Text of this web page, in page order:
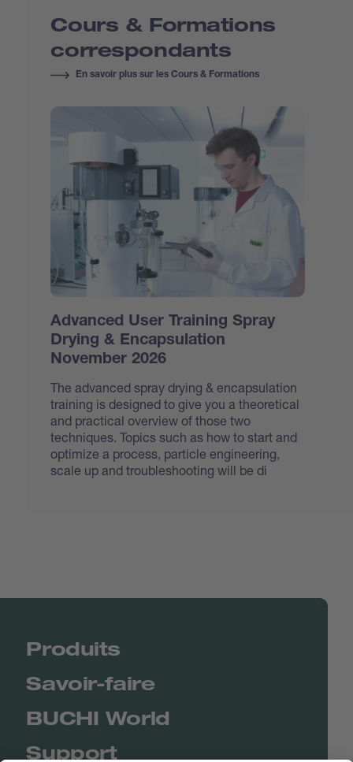
Cours & Formations
correspondants
En savoir plus sur les Cours & Formations
Advanced User Training Spray
Drying & Encapsulation
November 2026
The advanced spray drying & encapsulation
training is designed to give you a theoretical
and practical overview of those two
techniques. Topics such as how to start and
optimize a process, particle engineering,
scale up and troubleshooting will be di
Produits
Savoir-faire
BUCHI World
Support